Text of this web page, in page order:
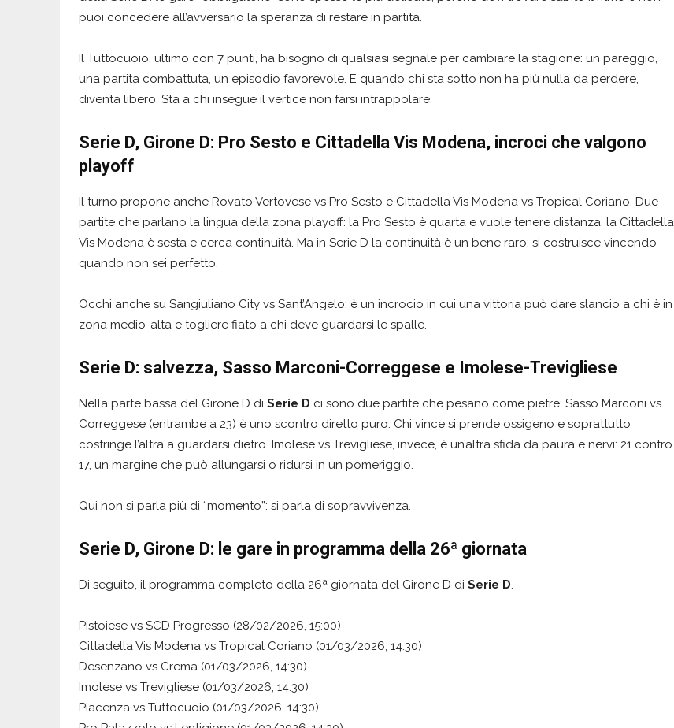
puoi concedere all’avversario la speranza di restare in partita.
Il Tuttocuoio, ultimo con 7 punti, ha bisogno di qualsiasi segnale per cambiare la stagione: un pareggio,
una partita combattuta, un episodio favorevole. E quando chi sta sotto non ha più nulla da perdere,
diventa libero. Sta a chi insegue il vertice non farsi intrappolare.
Serie D, Girone D: Pro Sesto e Cittadella Vis Modena, incroci che valgono
playoff
Il turno propone anche Rovato Vertovese vs Pro Sesto e Cittadella Vis Modena vs Tropical Coriano. Due
partite che parlano la lingua della zona playoff: la Pro Sesto è quarta e vuole tenere distanza, la Cittadella
Vis Modena è sesta e cerca continuità. Ma in Serie D la continuità è un bene raro: si costruisce vincendo
quando non sei perfetto.
Occhi anche su Sangiuliano City vs Sant’Angelo: è un incrocio in cui una vittoria può dare slancio a chi è in
zona medio-alta e togliere fiato a chi deve guardarsi le spalle.
Serie D: salvezza, Sasso Marconi-Correggese e Imolese-Trevigliese
Nella parte bassa del Girone D di Serie D ci sono due partite che pesano come pietre: Sasso Marconi vs
Correggese (entrambe a 23) è uno scontro diretto puro. Chi vince si prende ossigeno e soprattutto
costringe l’altra a guardarsi dietro. Imolese vs Trevigliese, invece, è un’altra sfida da paura e nervi: 21 contro
17, un margine che può allungarsi o ridursi in un pomeriggio.
Qui non si parla più di “momento”: si parla di sopravvivenza.
Serie D, Girone D: le gare in programma della 26ª giornata
Di seguito, il programma completo della 26ª giornata del Girone D di Serie D
Pistoiese vs SCD Progresso (28/02/2026, 15:00)
Cittadella Vis Modena vs Tropical Coriano (01/03/2026, 14:30)
Desenzano vs Crema (01/03/2026, 14:30)
Imolese vs Trevigliese (01/03/2026, 14:30)
Piacenza vs Tuttocuoio (01/03/2026, 14:30)